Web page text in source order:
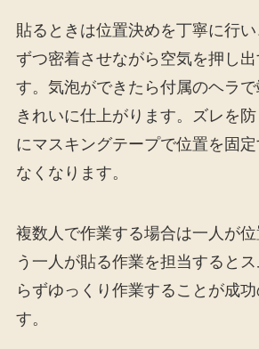
貼るときは位置決めを丁寧に行
ずつ密着させながら空気を押し出
す。気泡ができたら付属のヘラ
きれいに仕上がります。ズレを
にマスキングテープで位置を固
なくなります。
複数人で作業する場合は一人が
う一人が貼る作業を担当すると
らずゆっくり作業することが成
す。